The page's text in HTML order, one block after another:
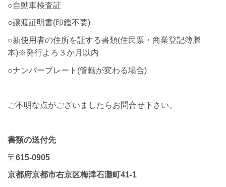
○自動車検査証
○譲渡証明書(印鑑不要)
○新使用者の住所を証する書類(住民票・商業登記簿謄
本)※発行よろ３か月以内
○ナンバープレート(管轄が変わる場合)
ご不明な点がございましたらお問合せ下さい。
書類の送付先
〒615-0905
京都府京都市右京区梅津石灘町41-1